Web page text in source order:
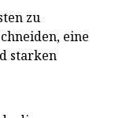
zu
eine
starken